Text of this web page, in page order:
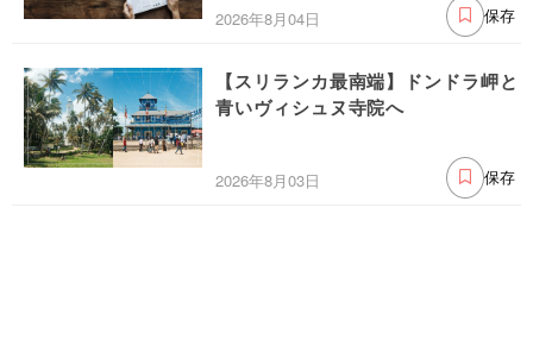
2026年8月04日 保存
【スリランカ最南端】ドンドラ岬と
青いヴィシュヌ寺院へ
2026年8月03日 保存